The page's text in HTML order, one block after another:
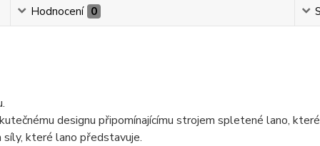
Hodnocení 0
designu připomínajícímu strojem spletené lano,
které lano představuje.